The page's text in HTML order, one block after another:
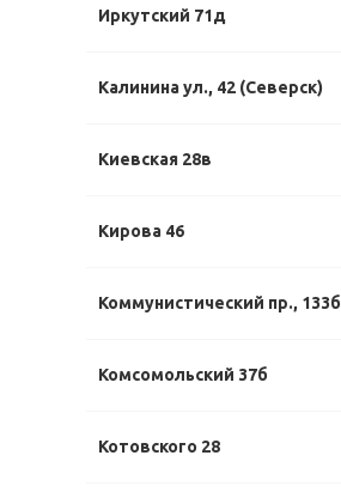
Иркутский 71д
Калинина ул., 42 (Северск)
Киевская 28в
Кирова 46
Коммунистический пр., 133б
Комсомольский 37б
Котовского 28